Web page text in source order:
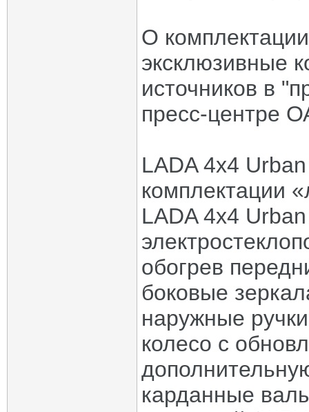
О
эксклюзивные
источников в
пресс-центре
LADA 4x4
комплектации
LADA 4x4
обогрев
боковые
наружные
колесо с
карданные